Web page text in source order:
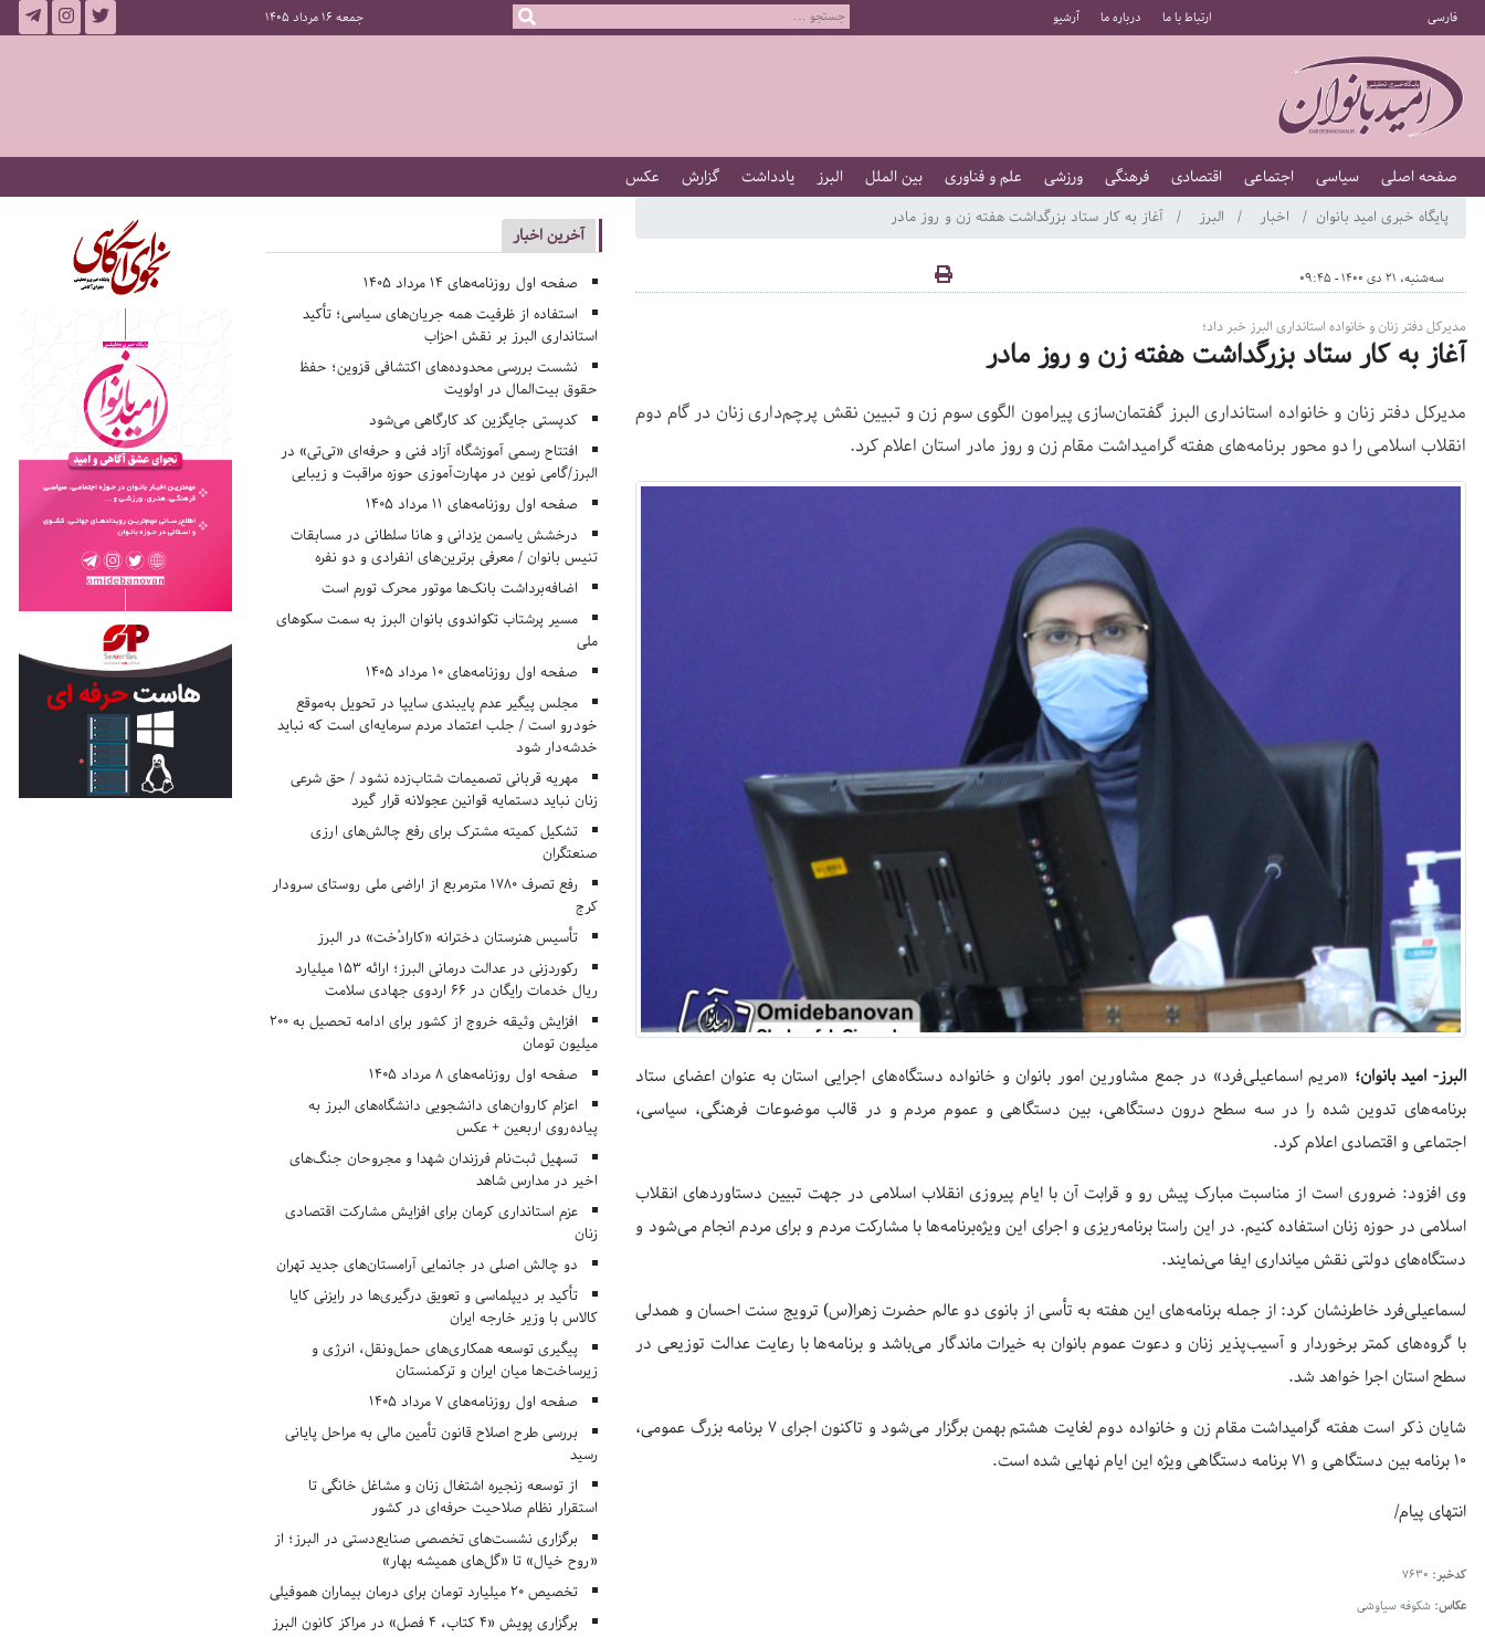
فارسی ارتباط با ما درباره ما آرشیو جمعه 16 مرداد 1405
صفحه اصلی سیاسی اجتماعی اقتصادی فرهنگی ورزشی علم و فناوری بین الملل البرز یادداشت گزارش عکس
پایگاه خبری امید بانوان اخبار البرز آغاز به کار ستاد بزرگداشت هفته زن و روز مادر
سه‌شنبه، 21 دی 1400 - 09:45
مدیرکل دفتر زنان و خانواده استانداری البرز خبر داد؛
آغاز به کار ستاد بزرگداشت هفته زن و روز مادر
مدیرکل دفتر زنان و خانواده استانداری البرز گفتمان‌سازی پیرامون الگوی سوم زن و تبیین نقش پرچم‌داری زنان در گام دوم
انقلاب اسلامی را دو محور برنامه‌های هفته گرامیداشت مقام زن و روز مادر استان اعلام کرد.
البرز- امید بانوان؛ «مریم اسماعیلی‌فرد» در جمع مشاورین امور بانوان و خانواده دستگاه‌های اجرایی استان به عنوان اعضای ستاد
برنامه‌های تدوین شده را در سه سطح درون دستگاهی، بین دستگاهی و عموم مردم و در قالب موضوعات فرهنگی، سیاسی،
اجتماعی و اقتصادی اعلام کرد.
وی افزود: ضروری است از مناسبت مبارک پیش رو و قرابت آن با ایام پیروزی انقلاب اسلامی در جهت تبیین دستاوردهای انقلاب
اسلامی در حوزه زنان استفاده کنیم. در این راستا برنامه‌ریزی و اجرای این ویژه‌برنامه‌ها با مشارکت مردم و برای مردم انجام می‌شود و
دستگاه‌های دولتی نقش میانداری ایفا می‌نمایند.
لسماعیلی‌فرد خاطرنشان کرد: از جمله برنامه‌های این هفته به تأسی از بانوی دو عالم حضرت زهرا(س) ترویج سنت احسان و همدلی
با گروه‌های کمتر برخوردار و آسیب‌پذیر زنان و دعوت عموم بانوان به خیرات ماندگار می‌باشد و برنامه‌ها با رعایت عدالت توزیعی در
سطح استان اجرا خواهد شد.
شایان ذکر است هفته گرامیداشت مقام زن و خانواده دوم لغایت هشتم بهمن برگزار می‌شود و تاکنون اجرای ۷ برنامه بزرگ عمومی،
۱۰ برنامه بین دستگاهی و ۷۱ برنامه دستگاهی ویژه این ایام نهایی شده است.
انتهای پیام/
کدخبر: 7630
عکاس: شکوفه سیاوشی
آخرین اخبار
صفحه اول روزنامه‌های 14 مرداد 1405
استفاده از ظرفیت همه جریان‌های سیاسی؛ تأکید
استانداری البرز بر نقش احزاب
نشست بررسی محدوده‌های اکتشافی قزوین؛ حفظ
حقوق بیت‌المال در اولویت
کدپستی جایگزین کد کارگاهی می‌شود
افتتاح رسمی آموزشگاه آزاد فنی و حرفه‌ای «تی‌تی» در
البرز/گامی نوین در مهارت‌آموزی حوزه مراقبت و زیبایی
صفحه اول روزنامه‌های 11 مرداد 1405
درخشش یاسمن یزدانی و هانا سلطانی در مسابقات
تنیس بانوان / معرفی برترین‌های انفرادی و دو نفره
اضافه‌برداشت بانک‌ها موتور محرک تورم است
مسیر پرشتاب تکواندوی بانوان البرز به سمت سکوهای
ملی
صفحه اول روزنامه‌های 10 مرداد 1405
مجلس پیگیر عدم پایبندی سایپا در تحویل به‌موقع
خودرو است / جلب اعتماد مردم سرمایه‌ای است که نباید
خدشه‌دار شود
مهریه قربانی تصمیمات شتاب‌زده نشود / حق شرعی
زنان نباید دستمایه قوانین عجولانه قرار گیرد
تشکیل کمیته مشترک برای رفع چالش‌های ارزی
صنعتگران
رفع تصرف ۱۷۸۰ مترمربع از اراضی ملی روستای سرودار
کرج
تأسیس هنرستان دخترانه «کارادُخت» در البرز
رکوردزنی در عدالت درمانی البرز؛ ارائه ۱۵۳ میلیارد
ریال خدمات رایگان در ۶۶ اردوی جهادی سلامت
افزایش وثیقه خروج از کشور برای ادامه تحصیل به ۲۰۰
میلیون تومان
صفحه اول روزنامه‌های 8 مرداد 1405
اعزام کاروان‌های دانشجویی دانشگاه‌های البرز به
پیاده‌روی اربعین + عکس
تسهیل ثبت‌نام فرزندان شهدا و مجروحان جنگ‌های
اخیر در مدارس شاهد
عزم استانداری کرمان برای افزایش مشارکت اقتصادی
زنان
دو چالش اصلی در جانمایی آرامستان‌های جدید تهران
تأکید بر دیپلماسی و تعویق درگیری‌ها در رایزنی کایا
کالاس با وزیر خارجه ایران
پیگیری توسعه همکاری‌های حمل‌ونقل، انرژی و
زیرساخت‌ها میان ایران و ترکمنستان
صفحه اول روزنامه‌های 7 مرداد 1405
بررسی طرح اصلاح قانون تأمین مالی به مراحل پایانی
رسید
از توسعه زنجیره اشتغال زنان و مشاغل خانگی تا
استقرار نظام صلاحیت حرفه‌ای در کشور
برگزاری نشست‌های تخصصی صنایع‌دستی در البرز؛ از
«روح خیال» تا «گل‌های همیشه بهار»
تخصیص ۲۰ میلیارد تومان برای درمان بیماران هموفیلی
برگزاری پویش «۴ کتاب، ۴ فصل» در مراکز کانون البرز